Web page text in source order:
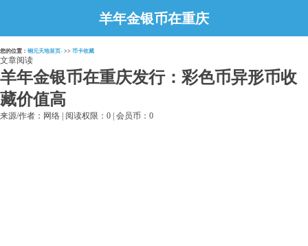
羊年金银币在重庆
发行：彩色币异形
您的位置： 铜元天地首页- >> 币卡收藏
文章阅读
羊年金银币在重庆发行：彩色币异形币收
藏价值高
来源/作者：网络 | 阅读权限：0 | 会员币：0